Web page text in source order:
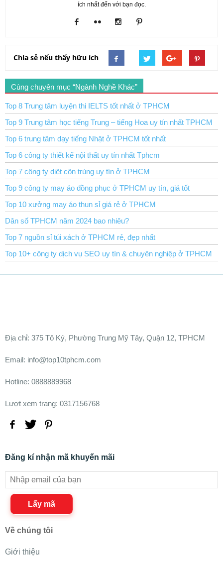
ích nhất đến với bạn đọc.
Chia sẻ nếu thấy hữu ích
Cùng chuyên mục “Ngành Nghề Khác”
Top 8 Trung tâm luyện thi IELTS tốt nhất ở TPHCM
Top 9 Trung tâm học tiếng Trung – tiếng Hoa uy tín nhất TPHCM
Top 6 trung tâm dạy tiếng Nhật ở TPHCM tốt nhất
Top 6 công ty thiết kế nội thất uy tín nhất Tphcm
Top 7 công ty diệt côn trùng uy tín ở TPHCM
Top 9 công ty may áo đồng phục ở TPHCM uy tín, giá tốt
Top 10 xưởng may áo thun sỉ giá rẻ ở TPHCM
Dân số TPHCM năm 2024 bao nhiêu?
Top 7 nguồn sỉ túi xách ở TPHCM rẻ, đẹp nhất
Top 10+ công ty dịch vụ SEO uy tín & chuyên nghiệp ở TPHCM
Ðịa chỉ: 375 Tô Ký, Phường Trung Mỹ Tây, Quận 12, TPHCM
Email: info@top10tphcm.com
Hotline: 0888889968
Lượt xem trang: 0317156768
Đăng kí nhận mã khuyến mãi
Lấy mã
Về chúng tôi
Giới thiệu